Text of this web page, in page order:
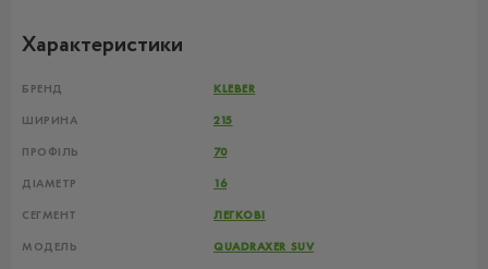
Характеристики
БРЕНД KLEBER
ШИРИНА 215
ПРОФІЛЬ 70
ДІАМЕТР 16
СЕГМЕНТ ЛЕГКОВІ
МОДЕЛЬ QUADRAXER SUV